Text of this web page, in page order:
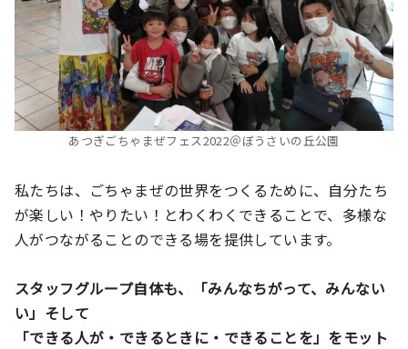
あつぎごちゃまぜフェス2022＠ぼうさいの丘公園
私たちは、ごちゃまぜの世界をつくるために、自分たち
が楽しい！やりたい！とわくわくできることで、多様な
人がつながることのできる場を提供しています。
スタッフグループ自体も、「みんなちがって、みんない
い」そして
「できる人が・できるときに・できることを」をモット